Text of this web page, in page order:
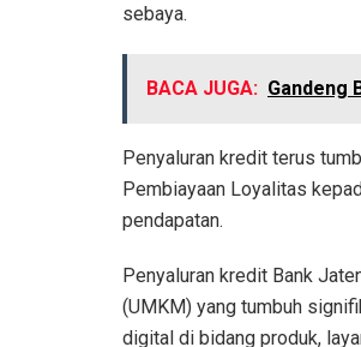
sebaya.
BACA JUGA: Gandeng
Penyaluran kredit terus
Pembiayaan Loyalitas
pendapatan.
Penyaluran kredit Bank
(UMKM) yang tumbuh
digital di bidang produk,